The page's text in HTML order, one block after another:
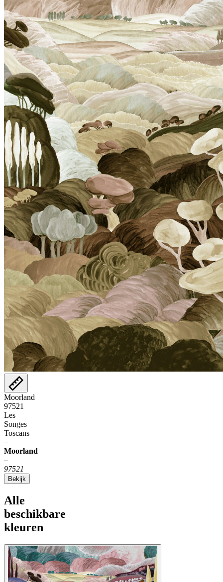
Moorland
97521
Les
Songes
Toscans
–
Moorland
–
97521
Bekijk
Alle
beschikbare
kleuren